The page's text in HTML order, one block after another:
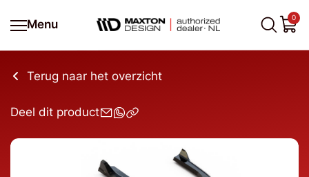
Menu
0
Terug naar het overzicht
Deel dit product